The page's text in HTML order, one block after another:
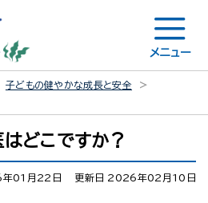
メニュー
子どもの健やかな成長と安全
どこですか？
01月22日 更新日 2026年02月10日